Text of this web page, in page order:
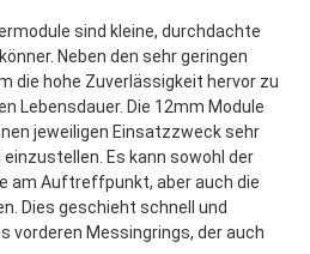
sind kleine, durchdachte
Neben den sehr geringen
die hohe Zuverlässigkeit hervor zu
Lebensdauer. Die 12mm Module
jeweiligen Einsatzzweck sehr
Es kann sowohl der
am Auftreffpunkt, aber auch die
Dies geschieht schnell und
vorderen Messingrings, der auch